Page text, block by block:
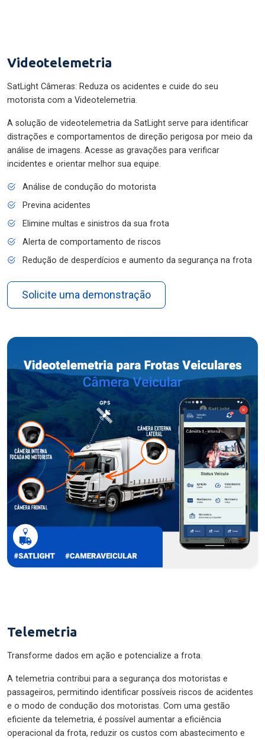
Videotelemetria
SatLight Câmeras: Reduza os acidentes e cuide do seu
motorista com a Videotelemetria.
A solução de videotelemetria da SatLight serve para identificar
distrações e comportamentos de direção perigosa por meio da
análise de imagens. Acesse as gravações para verificar
incidentes e orientar melhor sua equipe.
Análise de condução do motorista
Previna acidentes
Elimine multas e sinistros da sua frota
Alerta de comportamento de riscos
Redução de desperdícios e aumento da segurança na frota
Solicite uma demonstração
Telemetria
Transforme dados em ação e potencialize a frota.
A telemetria contribui para a segurança dos motoristas e
passageiros, permitindo identificar possíveis riscos de acidentes
e o modo de condução dos motoristas. Com uma gestão
eficiente da telemetria, é possível aumentar a eficiência
operacional da frota, reduzir os custos com abastecimento e